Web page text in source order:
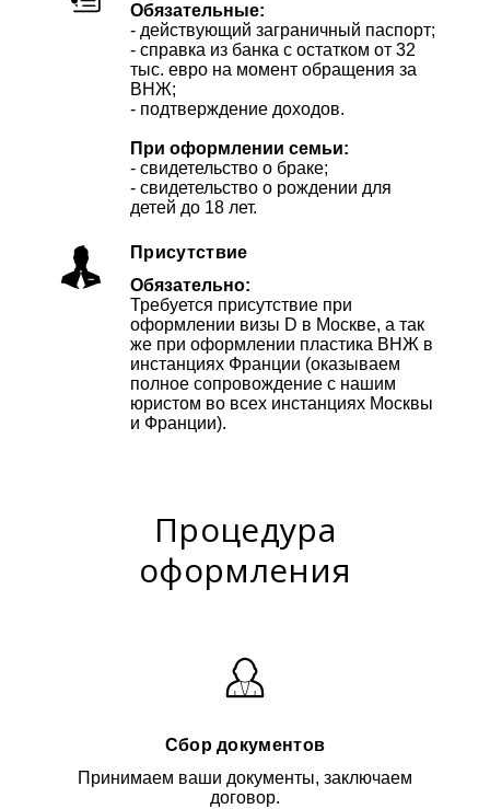
Обязательные:
- действующий заграничный паспорт;
- справка из банка с остатком от 32
тыс. евро на момент обращения за
ВНЖ;
- подтверждение доходов.
При оформлении семьи:
- свидетельство о браке;
- свидетельство о рождении для
детей до 18 лет.
Присутствие
Обязательно:
Требуется присутствие при
оформлении визы D в Москве, а так
же при оформлении пластика ВНЖ в
инстанциях Франции (оказываем
полное сопровождение с нашим
юристом во всех инстанциях Москвы
и Франции).
Процедура
оформления
Сбор документов
Принимаем ваши документы, заключаем
договор.